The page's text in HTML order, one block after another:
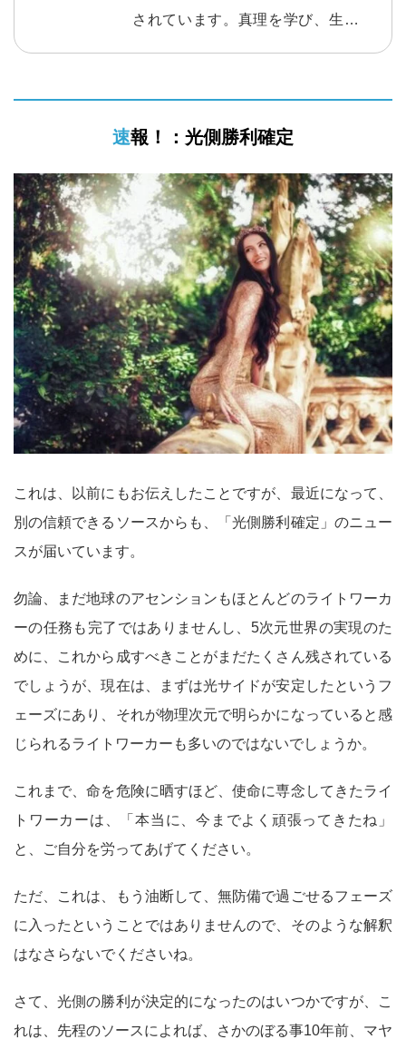
されています。真理を学び、生きて
める朝】こそ、智慧を得るのに最適
多数入っています。 読んだ方からは
素晴らしいとの声を多数頂いており
ます。
速報！：光側勝利確定
これは、以前にもお伝えしたことですが、最近になって、
別の信頼できるソースからも、「光側勝利確定」のニュー
スが届いています。
勿論、まだ地球のアセンションもほとんどのライトワーカ
ーの任務も完了ではありませんし、5次元世界の実現のた
めに、これから成すべきことがまだたくさん残されている
でしょうが、現在は、まずは光サイドが安定したというフ
ェーズにあり、それが物理次元で明らかになっていると感
じられるライトワーカーも多いのではないでしょうか。
これまで、命を危険に晒すほど、使命に専念してきたライ
トワーカーは、「本当に、今までよく頑張ってきたね」
と、ご自分を労ってあげてください。
ただ、これは、もう油断して、無防備で過ごせるフェーズ
に入ったということではありませんので、そのような解釈
はなさらないでくださいね。
さて、光側の勝利が決定的になったのはいつかですが、こ
れは、先程のソースによれば、さかのぼる事10年前、マヤ